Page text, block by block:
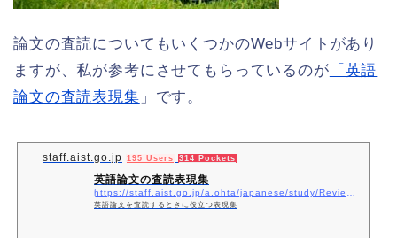
論文の査読についてもいくつかのWebサイトがあり
ますが、私が参考にさせてもらっているのが 「英語
論文の査読表現集 」です。
staff.aist.go.jp 195 Users 314 Pockets
英語論文の査読表現集
英語論文を査読するときに役立つ表現集